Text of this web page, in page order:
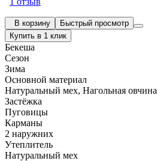
В корзину
Быстрый просмотр
Купить в 1 клик
Бекеша
Сезон
Зима
Основной материал
Натуральный мех, Нагольная овчина
Застёжка
Пуговицы
Карманы
2 наружних
Утеплитель
Натуральный мех